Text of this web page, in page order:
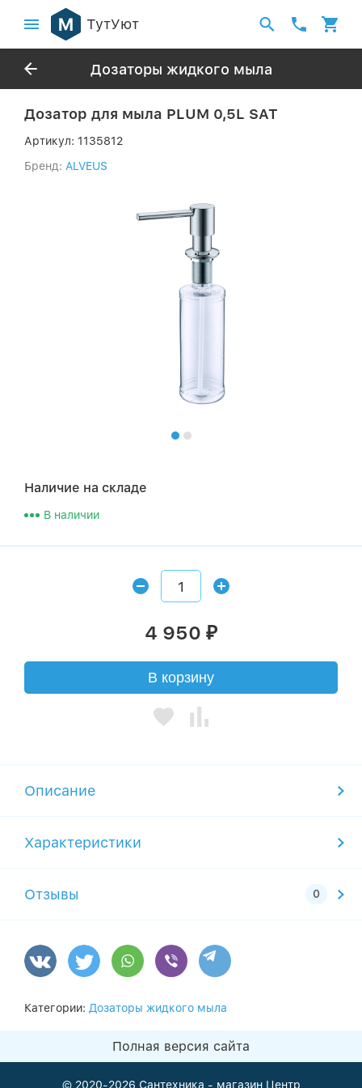
ТутУют
Дозаторы жидкого мыла
Дозатор для мыла PLUM 0,5L SAT
Артикул: 1135812
Бренд: ALVEUS
Наличие на складе
В наличии
4 950 ₽
В корзину
Описание
Характеристики
Отзывы
Категории: Дозаторы жидкого мыла
Полная версия сайта
© 2020-2026 Сантехника - магазин Центр